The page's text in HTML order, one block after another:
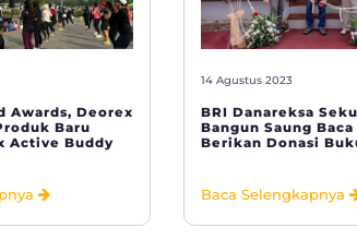
Awards, Deorex
Baru
Active Buddy
14 Agustus 2023
BRI Danareksa
Bangun Saung Baca
Berikan Donasi
Baca Selengkapnya